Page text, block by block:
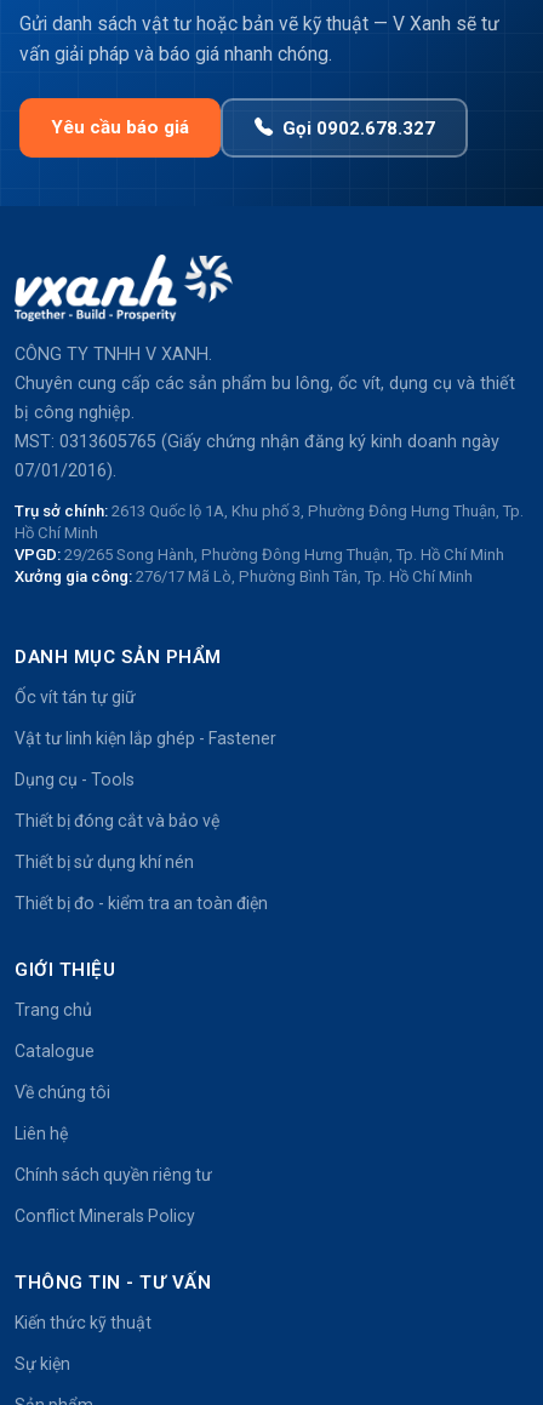
Gửi danh sách vật tư hoặc bản vẽ kỹ thuật — V Xanh sẽ tư
vấn giải pháp và báo giá nhanh chóng.
Yêu cầu báo giá Gọi 0902.678.327
CÔNG TY TNHH V XANH.
Chuyên cung cấp các sản phẩm bu lông, ốc vít, dụng cụ và thiết
bị công nghiệp.
MST: 0313605765 (Giấy chứng nhận đăng ký kinh doanh ngày
07/01/2016).
Trụ sở chính: 2613 Quốc lộ 1A, Khu phố 3, Phường Đông Hưng Thuận, Tp.
Hồ Chí Minh
VPGD: 29/265 Song Hành, Phường Đông Hưng Thuận, Tp. Hồ Chí Minh
Xưởng gia công: 276/17 Mã Lò, Phường Bình Tân, Tp. Hồ Chí Minh
DANH MỤC SẢN PHẨM
Ốc vít tán tự giữ
Vật tư linh kiện lắp ghép - Fastener
Dụng cụ - Tools
Thiết bị đóng cắt và bảo vệ
Thiết bị sử dụng khí nén
Thiết bị đo - kiểm tra an toàn điện
GIỚI THIỆU
Trang chủ
Catalogue
Về chúng tôi
Liên hệ
Chính sách quyền riêng tư
Conflict Minerals Policy
THÔNG TIN - TƯ VẤN
Kiến thức kỹ thuật
Sự kiện